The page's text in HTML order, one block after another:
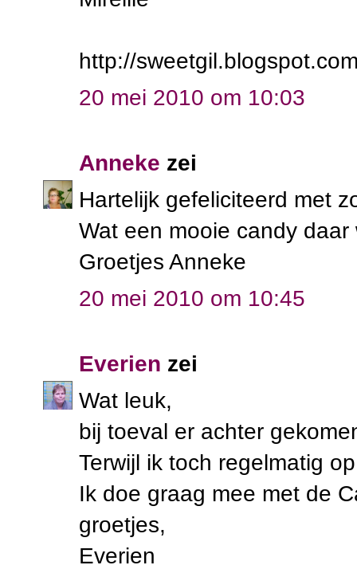
http://
20 mei 2010 om 10:03
Anneke zei
Hartelijk gefeliciteerd met
Wat een mooie candy
Groetjes Anneke
20 mei 2010 om 10:45
Everien zei
Wat leuk,
bij toeval er achter
Terwijl ik toch regelmatig
Ik doe graag mee met de
groetjes,
Everien